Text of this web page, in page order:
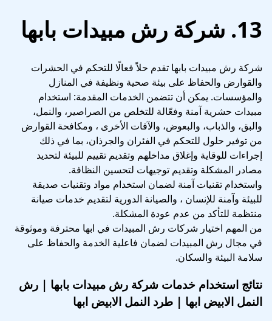
13. شركة رش مبيدات بابها
شركة رش مبيدات بابها تقدم حلاً فعالًا للتحكم في الحشرات
والقوارض والحفاظ على بيئة صحية ونظيفة في المنازل
والمؤسسات. يمكن أن تتضمن الخدمات المقدمة: استخدام
مبيدات حشرية آمنة وفعّالة للتخلص من الصراصير، والنمل،
والبق، والذباب، والبعوض، والآفات الأخرى ، ومكافحة القوارض
من توفير حلول للتحكم في الفئران والجرذان، بما في ذلك
إجراءات للوقاية وإغلاق مداخلهم وتقديم تقييم للبيئة لتحديد
مصادر المشكلة وتقديم توجيهات لتحسين النظافة.
واستخدام تقنيات آمنة لضمان استخدام مواد وتقنيات صديقة
للبيئة وآمنة للإنسان ، والصيانة الدورية لتقديم خدمات صيانة
منتظمة للتأكد من عدم عودة المشكلة.
من المهم اختيار شركات رش المبيدات في ابها محترفة وموثوقة
في مجال رش المبيدات لضمان فاعلية الخدمة والحفاظ على
سلامة البيئة والسكان.
نتائج استخدام خدمات شركة رش مبيدات بابها | رش
النمل الابيض ابها | طرد النمل الابيض ابها